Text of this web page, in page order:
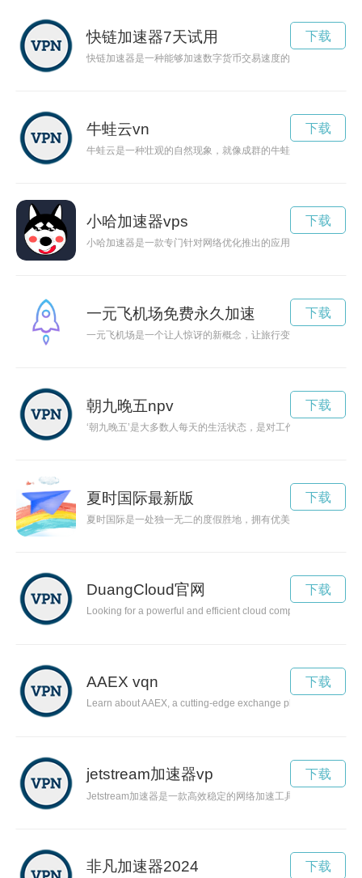
快链加速器7天试用
快链加速器是一种能够加速数字货币交易速度的工具，能够提
下载
牛蛙云vn
牛蛙云是一种壮观的自然现象，就像成群的牛蛙在天空中游动
下载
小哈加速器vps
小哈加速器是一款专门针对网络优化推出的应用软件，可以有
下载
一元飞机场免费永久加速
一元飞机场是一个让人惊讶的新概念，让旅行变得更加便宜和
下载
朝九晚五npv
‘朝九晚五’是大多数人每天的生活状态，是对工作的一种习惯
下载
夏时国际最新版
夏时国际是一处独一无二的度假胜地，拥有优美的海滩和豪华
下载
DuangCloud官网
Looking for a powerful and efficient cloud computing
下载
AAEX vqn
Learn about AAEX, a cutting-edge exchange platform that is
下载
jetstream加速器vp
Jetstream加速器是一款高效稳定的网络加速工具，能够极大地
下载
非凡加速器2024 下载